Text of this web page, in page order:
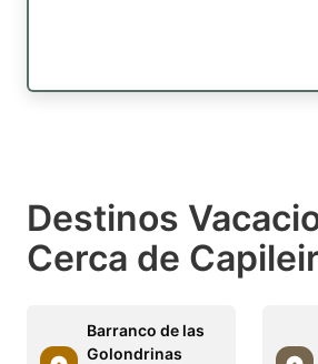
Destinos
Cerca de
Barranco de las
Golondrinas